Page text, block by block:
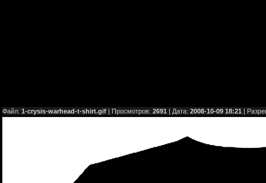
Файл: 1-crysis-warhead-t-shirt.gif | Просмотров: 2691 | Дата: 2008-10-09 18:21 |